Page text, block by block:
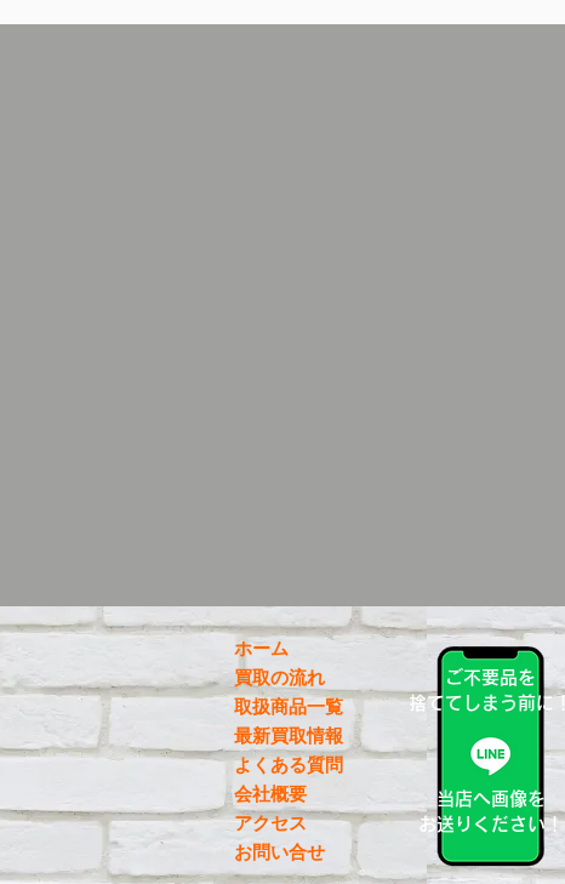
ホーム
買取の流れ
取扱商品一覧
最新買取情報
よくある質問
会社概要
アクセス
お問い合せ
ご不要品を
捨ててしまう前に！
当店へ画像を
お送りください！